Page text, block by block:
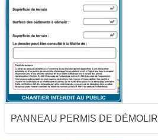
PANNEAU PERMIS DE DÉMOLIR